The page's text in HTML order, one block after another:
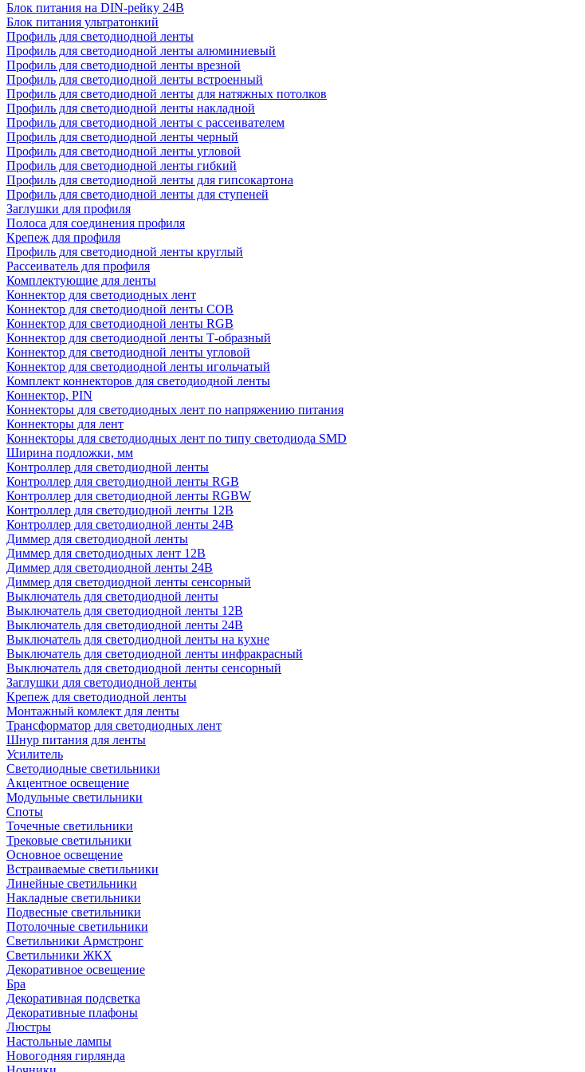
Блок питания на DIN-рейку 24В
Блок питания ультратонкий
Профиль для светодиодной ленты
Профиль для светодиодной ленты алюминиевый
Профиль для светодиодной ленты врезной
Профиль для светодиодной ленты встроенный
Профиль для светодиодной ленты для натяжных потолков
Профиль для светодиодной ленты накладной
Профиль для светодиодной ленты с рассеивателем
Профиль для светодиодной ленты черный
Профиль для светодиодной ленты угловой
Профиль для светодиодной ленты гибкий
Профиль для светодиодной ленты для гипсокартона
Профиль для светодиодной ленты для ступеней
Заглушки для профиля
Полоса для соединения профиля
Крепеж для профиля
Профиль для светодиодной ленты круглый
Рассеиватель для профиля
Комплектующие для ленты
Коннектор для светодиодных лент
Коннектор для светодиодной ленты COB
Коннектор для светодиодной ленты RGB
Коннектор для светодиодной ленты Т-образный
Коннектор для светодиодной ленты угловой
Коннектор для светодиодной ленты игольчатый
Комплект коннекторов для светодиодной ленты
Коннектор, PIN
Коннекторы для светодиодных лент по напряжению питания
Коннекторы для лент
Коннекторы для светодиодных лент по типу светодиода SMD
Ширина подложки, мм
Контроллер для светодиодной ленты
Контроллер для светодиодной ленты RGB
Контроллер для светодиодной ленты RGBW
Контроллер для светодиодной ленты 12В
Контроллер для светодиодной ленты 24В
Диммер для светодиодной ленты
Диммер для светодиодных лент 12В
Диммер для светодиодной ленты 24В
Диммер для светодиодной ленты сенсорный
Выключатель для светодиодной ленты
Выключатель для светодиодной ленты 12В
Выключатель для светодиодной ленты 24В
Выключатель для светодиодной ленты на кухне
Выключатель для светодиодной ленты инфракрасный
Выключатель для светодиодной ленты сенсорный
Заглушки для светодиодной ленты
Крепеж для светодиодной ленты
Монтажный комлект для ленты
Трансформатор для светодиодных лент
Шнур питания для ленты
Усилитель
Светодиодные светильники
Акцентное освещение
Модульные светильники
Споты
Точечные светильники
Трековые светильники
Основное освещение
Встраиваемые светильники
Линейные светильники
Накладные светильники
Подвесные светильники
Потолочные светильники
Светильники Армстронг
Светильники ЖКХ
Декоративное освещение
Бра
Декоративная подсветка
Декоративные плафоны
Люстры
Настольные лампы
Новогодняя гирлянда